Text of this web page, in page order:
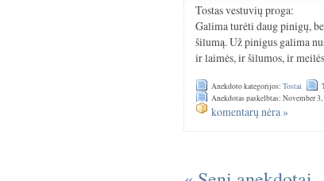
Tostas vestuvių proga:
Galima turėti daug pinigų,
šilumą. Už pinigus galima
ir laimės, ir šilumos, ir
Anekdoto kategorijos:Tostai
Anekdotas paskelbtas: November
komentarų nėra »